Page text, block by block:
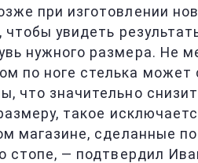
при изготовлении
чтобы увидеть
нужного размера. Не
по ноге стелька
что значительно
такое
магазине, сделанные
— подтвердил